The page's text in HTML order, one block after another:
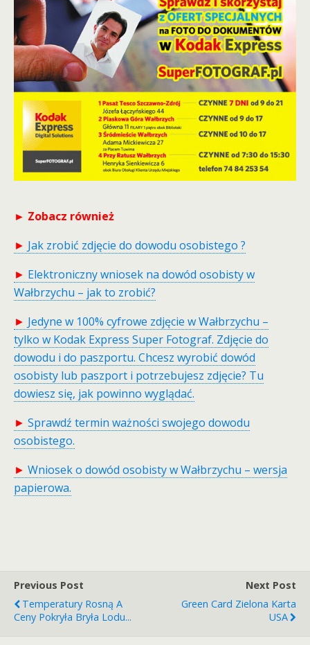
► Zobacz również
► Jak zrobić zdjęcie do dowodu osobistego ?
► Elektroniczny wniosek na dowód osobisty w
Wałbrzychu – jak to zrobić?
► Jedyne w 100% cyfrowe zdjęcie w Wałbrzychu –
tylko w Kodak Express Super Fotograf. Zdjęcie do
dowodu i do paszportu. Chcesz wyrobić dowód
osobisty lub paszport i potrzebujesz zdjęcie? Tu
dowiesz się, jak powinno wyglądać.
► Sprawdź termin ważności swojego dowodu
osobistego.
► Wniosek o dowód osobisty w Wałbrzychu – wersja
papierowa.
Previous Post
Temperatury Rosną A
Ceny Pokryła Bryła Lodu...
Next Post
Green Card Zielona Karta
USA